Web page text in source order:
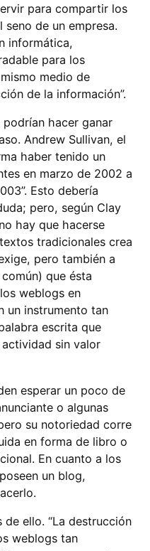
para compartir los
de un empresa.
informática,
para los
medio de
de la información”.
hacer ganar
Andrew Sullivan, el
haber tenido un
en marzo de 2002 a
Esto debería
pero, según Clay
hay que hacerse
tradicionales crea
pero también a
que ésta
weblogs en
un instrumento tan
escrita que
sin valor
esperar un poco de
o algunas
su notoriedad corre
en forma de libro o
En cuanto a los
un blog,
de ello. “La destrucción
weblogs tan